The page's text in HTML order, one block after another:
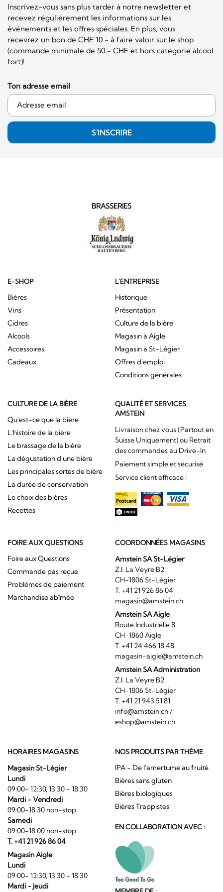
Inscrivez-vous sans plus tarder à notre newsletter et
recevez régulièrement les informations sur les
événements et les offres spéciales. En plus, vous
recevrez un bon de CHF 10.- à faire valoir sur le shop
(commande minimale de 50.- CHF et hors catégorie alcool
fort)!
Ton adresse email
S'INSCRIRE
BRASSERIES
E-SHOP
Bières
Vins
Cidres
Alcools
Accessoires
Cadeaux
L'ENTREPRISE
Historique
Présentation
Culture de la bière
Magasin à Aigle
Magasin à St-Légier
Offres d'emploi
Conditions générales
CULTURE DE LA BIÈRE
Qu'est-ce que la bière
L'histoire de la bière
Le brassage de la bière
La dégustation d'une bière
Les principales sortes de bière
La durée de conservation
Le choix des bières
Recettes
QUALITÉ ET SERVICES
AMSTEIN
Livraison chez vous (Partout en
Suisse Uniquement) ou Retrait
des commandes au Drive-In
Paiement simple et sécurisé
Service client efficace !
FOIRE AUX QUESTIONS
Foire aux Questions
Commande pas reçue
Problèmes de paiement
Marchandise abîmée
COORDONNÉES MAGASINS
Amstein SA St-Légier
Z.I. La Veyre B2
CH-1806 St-Légier
T. +41 21 926 86 04
magasin@amstein.ch
Amstein SA Aigle
Route Industrielle 8
CH-1860 Aigle
T. +41 24 466 18 48
magasin-aigle@amstein.ch
Amstein SA Administration
Z.I. La Veyre B2
CH-1806 St-Légier
T. +41 21 943 51 81
info@amstein.ch/
eshop@amstein.ch
HORAIRES MAGASINS
Magasin St-Légier
Lundi
09:00- 12:30, 13:30 - 18:30
Mardi - Vendredi
09:00-18:30 non-stop
Samedi
09:00-18:00 non-stop
T. +41 21 926 86 04
Magasin Aigle
Lundi
09:00- 12:30, 13:30 - 18:30
Mardi - Jeudi
NOS PRODUITS PAR THÈME
IPA - De l'amertume au fruité
Bières sans gluten
Bières biologiques
Bières Trappistes
EN COLLABORATION AVEC :